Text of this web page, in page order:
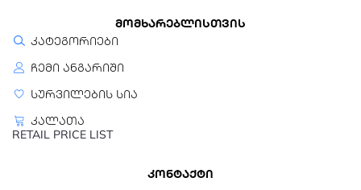
მომხარებლისთვის
კატეგორიები
ჩემი ანგარიში
სურვილების სია
კალათა
RETAIL PRICE LIST
კონტაქტი